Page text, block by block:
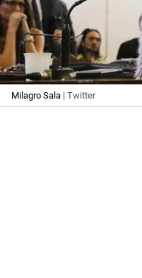
Milagro Sala | Twitter